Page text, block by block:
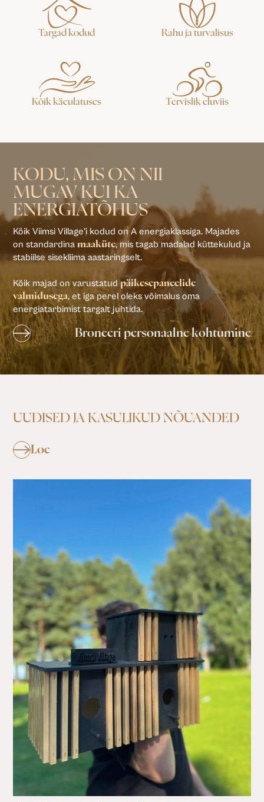
Targad kodud Rahu ja turvalisus
Kõik käeulatuses Tervislik eluviis
KODU, MIS ON NII
MUGAV KUI KA
ENERGIATÕHUS
Kõik Viimsi Village’i kodud on A energiaklassiga. Majades
on standardinamaaküte, mis tagab madalad küttekulud ja
stabiilse sisekliima aastaringselt.
Kõik majad on varustatudpäikesepaneelide
valmidusega, et iga perel oleks võimalus oma
energiatarbimist targalt juhtida.
Broneeri personaalne kohtumine
UUDISED JA KASULIKUD NÕUANDED
Loe